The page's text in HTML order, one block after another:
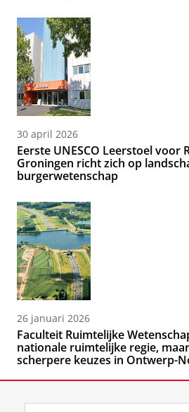
30 april 2026
Eerste UNESCO Leerstoel voor
Groningen richt zich op
burgerwetenschap
26 januari 2026
Faculteit Ruimtelijke
nationale ruimtelijke regie,
scherpere keuzes in Ontwerp-